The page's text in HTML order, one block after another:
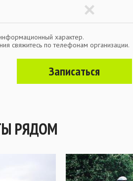
характер.
свяжитесь по телефонам организации.
Записаться
РЯДОМ